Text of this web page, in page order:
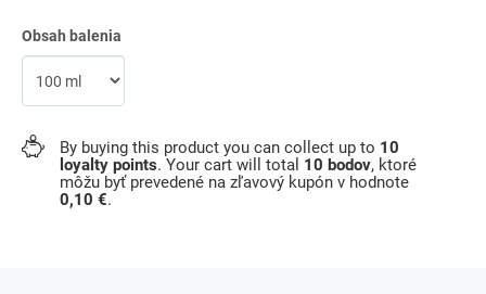
Obsah balenia
By buying this product you can collect up to 10
loyalty points. Your cart will total 10 bodov, ktoré
môžu byť prevedené na zľavový kupón v hodnote
0,10 €.